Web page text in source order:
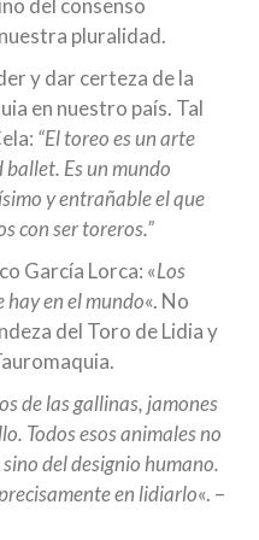
del consenso
pluralidad.
y dar certeza de la
en nuestro país. Tal
“El toreo es un arte
Es un mundo
y entrañable el que
con ser toreros.”
García Lorca: «Los
hay en el mundo«. No
del Toro de Lidia y
de las gallinas, jamones
Todos esos animales no
del designio humano.
en lidiarlo«. –